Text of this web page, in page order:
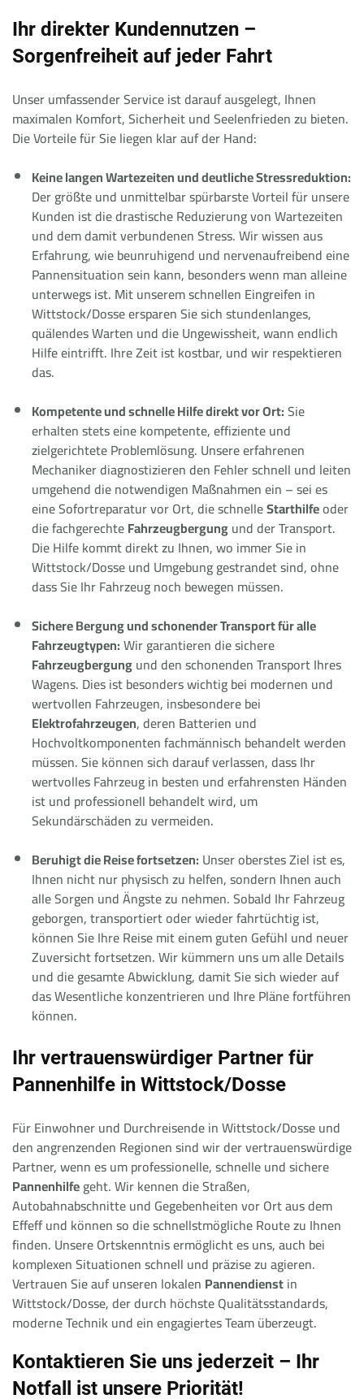
Ihr direkter Kundennutzen –
Sorgenfreiheit auf jeder Fahrt
Unser umfassender Service ist darauf ausgelegt, Ihnen
maximalen Komfort, Sicherheit und Seelenfrieden zu bieten.
Die Vorteile für Sie liegen klar auf der Hand:
Keine langen Wartezeiten und deutliche Stressreduktion:
Der größte und unmittelbar spürbarste Vorteil für unsere
Kunden ist die drastische Reduzierung von Wartezeiten
und dem damit verbundenen Stress. Wir wissen aus
Erfahrung, wie beunruhigend und nervenaufreibend eine
Pannensituation sein kann, besonders wenn man alleine
unterwegs ist. Mit unserem schnellen Eingreifen in
Wittstock/Dosse ersparen Sie sich stundenlanges,
quälendes Warten und die Ungewissheit, wann endlich
Hilfe eintrifft. Ihre Zeit ist kostbar, und wir respektieren
das.
Kompetente und schnelle Hilfe direkt vor Ort:Sie
erhalten stets eine kompetente, effiziente und
zielgerichtete Problemlösung. Unsere erfahrenen
Mechaniker diagnostizieren den Fehler schnell und leiten
umgehend die notwendigen Maßnahmen ein – sei es
eine Sofortreparatur vor Ort, die schnelleStarthilfeoder
die fachgerechteFahrzeugbergungund der Transport.
Die Hilfe kommt direkt zu Ihnen, wo immer Sie in
Wittstock/Dosse und Umgebung gestrandet sind, ohne
dass Sie Ihr Fahrzeug noch bewegen müssen.
Sichere Bergung und schonender Transport für alle
Fahrzeugtypen:Wir garantieren die sichere
Fahrzeugbergungund den schonenden Transport Ihres
Wagens. Dies ist besonders wichtig bei modernen und
wertvollen Fahrzeugen, insbesondere bei
Elektrofahrzeugen, deren Batterien und
Hochvoltkomponenten fachmännisch behandelt werden
müssen. Sie können sich darauf verlassen, dass Ihr
wertvolles Fahrzeug in besten und erfahrensten Händen
ist und professionell behandelt wird, um
Sekundärschäden zu vermeiden.
Beruhigt die Reise fortsetzen: Unser oberstes Ziel ist es,
Ihnen nicht nur physisch zu helfen, sondern Ihnen auch
alle Sorgen und Ängste zu nehmen. Sobald Ihr Fahrzeug
geborgen, transportiert oder wieder fahrtüchtig ist,
können Sie Ihre Reise mit einem guten Gefühl und neuer
Zuversicht fortsetzen. Wir kümmern uns um alle Details
und die gesamte Abwicklung, damit Sie sich wieder auf
das Wesentliche konzentrieren und Ihre Pläne fortführen
können.
Ihr vertrauenswürdiger Partner für
Pannenhilfe in Wittstock/Dosse
Für Einwohner und Durchreisende in Wittstock/Dosse und
den angrenzenden Regionen sind wir der vertrauenswürdige
Partner, wenn es um professionelle, schnelle und sichere
Pannenhilfegeht. Wir kennen die Straßen,
Autobahnabschnitte und Gegebenheiten vor Ort aus dem
Effeff und können so die schnellstmögliche Route zu Ihnen
finden. Unsere Ortskenntnis ermöglicht es uns, auch bei
komplexen Situationen schnell und präzise zu agieren.
Vertrauen Sie auf unseren lokalen Pannendienstin
Wittstock/Dosse, der durch höchste Qualitätsstandards,
moderne Technik und ein engagiertes Team überzeugt.
Kontaktieren Sie uns jederzeit – Ihr
Notfall ist unsere Priorität!